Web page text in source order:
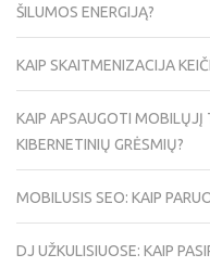
ŠILUMOS ENERGIJĄ?
KAIP SKAITMENIZACIJA
KAIP APSAUGOTI MOBILŲJĮ
KIBERNETINIŲ GRĖSMIŲ?
MOBILUSIS SEO: KAIP
DJ UŽKULISIUOSE: KAIP